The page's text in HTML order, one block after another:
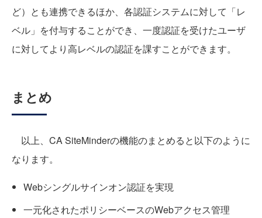
ど）とも連携できるほか、各認証システムに対して「レ
ベル」を付与することができ、一度認証を受けたユーザ
に対してより高レベルの認証を課すことができます。
まとめ
以上、CA SiteMinderの機能のまとめると以下のように
なります。
Webシングルサインオン認証を実現
一元化されたポリシーベースのWebアクセス管理